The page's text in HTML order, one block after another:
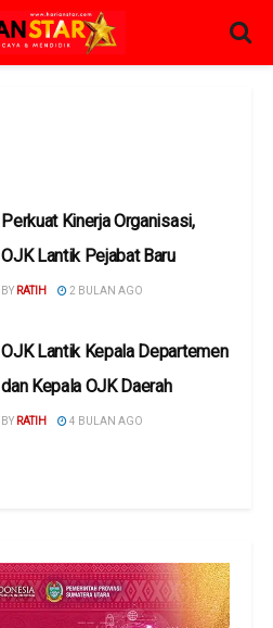
Perkuat Kinerja Organisasi,
OJK Lantik Pejabat Baru
BY RATIH 2 BULAN AGO
OJK Lantik Kepala Departemen
dan Kepala OJK Daerah
BY RATIH 4 BULAN AGO